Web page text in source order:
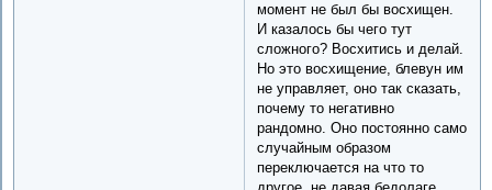
момент не был бы восхищен.
И казалось бы чего тут
сложного? Восхитись и делай.
Но это восхищение, блевун им
не управляет, оно так сказать,
почему то негативно
рандомно. Оно постоянно само
случайным образом
переключается на что то